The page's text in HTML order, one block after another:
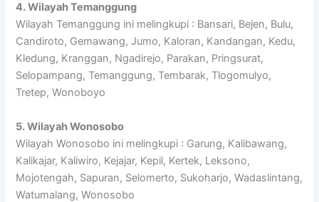
4. Wilayah Temanggung
Wilayah Temanggung ini melingkupi : Bansari, Bejen, Bulu,
Candiroto, Gemawang, Jumo, Kaloran, Kandangan, Kedu,
Kledung, Kranggan, Ngadirejo, Parakan, Pringsurat,
Selopampang, Temanggung, Tembarak, Tlogomulyo,
Tretep, Wonoboyo
5. Wilayah Wonosobo
Wilayah Wonosobo ini melingkupi : Garung, Kalibawang,
Kalikajar, Kaliwiro, Kejajar, Kepil, Kertek, Leksono,
Mojotengah, Sapuran, Selomerto, Sukoharjo, Wadaslintang,
Watumalang, Wonosobo